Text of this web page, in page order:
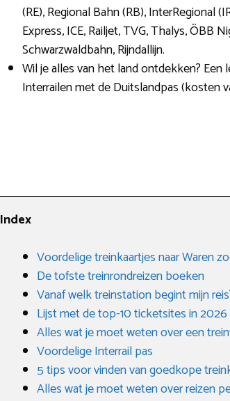
(RE), Regional Bahn (RB), InterRegional
Express, ICE, Railjet, TVG, Thalys, ÖBB
Schwarzwaldbahn, Rijndallijn.
Wil je alles van het land ontdekken? Een
Interrailen met de Duitslandpas (kosten
Index
Voordelige treinkaartjes naar Waren
De tofste treinrondreizen boeken
Vanaf welk treinstation begint mijn
Lijst met de top-10 ticketsites in 2026
Alles wat je moet weten over een
Voordelige Interrail pas
5 tips voor vinden van goedkope
Alles wat je moet weten over reizen